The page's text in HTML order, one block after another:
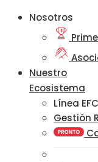
Nosotros
Nuestro
Ecosistema
Línea EFC
Gestión